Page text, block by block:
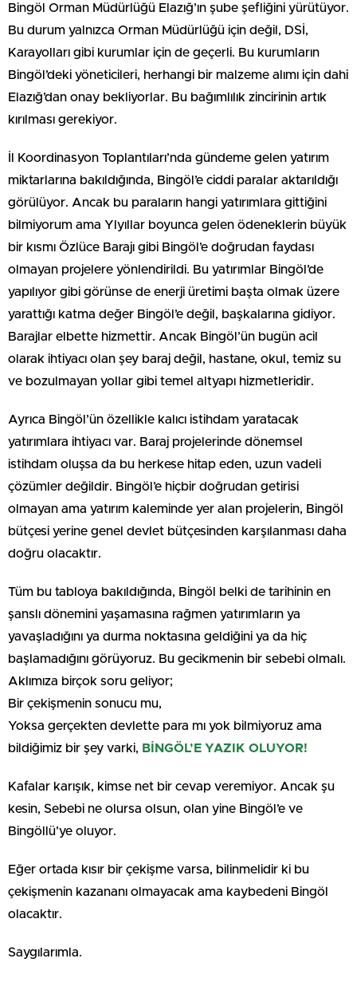
Bingöl Orman Müdürlüğü Elazığ’ın şube şefliğini yürütüyor.
Bu durum yalnızca Orman Müdürlüğü için değil, DSİ,
Karayolları gibi kurumlar için de geçerli. Bu kurumların
Bingöl’deki yöneticileri, herhangi bir malzeme alımı için dahi
Elazığ’dan onay bekliyorlar. Bu bağımlılık zincirinin artık
kırılması gerekiyor.
İl Koordinasyon Toplantıları’nda gündeme gelen yatırım
miktarlarına bakıldığında, Bingöl’e ciddi paralar aktarıldığı
görülüyor. Ancak bu paraların hangi yatırımlara gittiğini
bilmiyorum ama Ylyıllar boyunca gelen ödeneklerin büyük
bir kısmı Özlüce Barajı gibi Bingöl’e doğrudan faydası
olmayan projelere yönlendirildi. Bu yatırımlar Bingöl’de
yapılıyor gibi görünse de enerji üretimi başta olmak üzere
yarattığı katma değer Bingöl’e değil, başkalarına gidiyor.
Barajlar elbette hizmettir. Ancak Bingöl’ün bugün acil
olarak ihtiyacı olan şey baraj değil, hastane, okul, temiz su
ve bozulmayan yollar gibi temel altyapı hizmetleridir.
Ayrıca Bingöl’ün özellikle kalıcı istihdam yaratacak
yatırımlara ihtiyacı var. Baraj projelerinde dönemsel
istihdam oluşsa da bu herkese hitap eden, uzun vadeli
çözümler değildir. Bingöl’e hiçbir doğrudan getirisi
olmayan ama yatırım kaleminde yer alan projelerin, Bingöl
bütçesi yerine genel devlet bütçesinden karşılanması daha
doğru olacaktır.
Tüm bu tabloya bakıldığında, Bingöl belki de tarihinin en
şanslı dönemini yaşamasına rağmen yatırımların ya
yavaşladığını ya durma noktasına geldiğini ya da hiç
başlamadığını görüyoruz. Bu gecikmenin bir sebebi olmalı.
Aklımıza birçok soru geliyor;
Bir çekişmenin sonucu mu,
Yoksa gerçekten devlette para mı yok bilmiyoruz ama
bildiğimiz bir şey varki, BİNGÖL’E YAZIK OLUYOR!
Kafalar karışık, kimse net bir cevap veremiyor. Ancak şu
kesin, Sebebi ne olursa olsun, olan yine Bingöl’e ve
Bingöllü’ye oluyor.
Eğer ortada kısır bir çekişme varsa, bilinmelidir ki bu
çekişmenin kazananı olmayacak ama kaybedeni Bingöl
olacaktır.
Saygılarımla.